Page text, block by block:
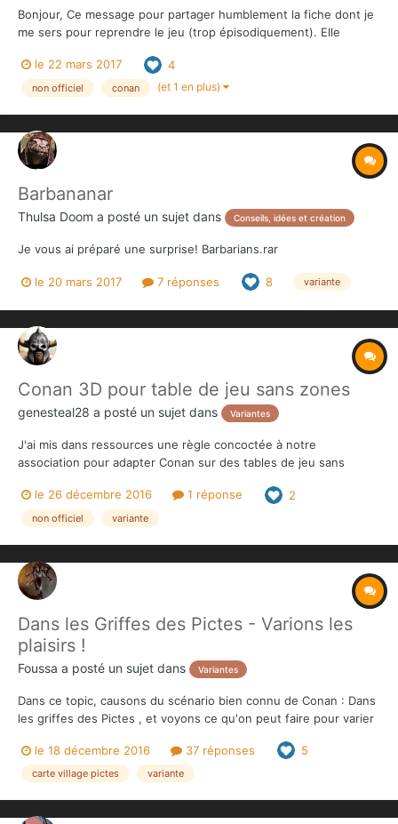
Bonjour, Ce message pour partager humblement la fiche dont je
me sers pour reprendre le jeu (trop épisodiquement). Elle
compétences parfois réécrites mais dans le respect des règles,
sans variante. - variante ajouter des jou...
le 22 mars 2017 4
non officiel conan (et 1 en plus)
Barbananar
Thulsa Doom a posté un sujet dans Conseils, idées et création
Je vous ai préparé une surprise! Barbarians.rar
le 20 mars 2017 7 réponses 8 variante
Conan 3D pour table de jeu sans zones
genesteal28 a posté un sujet dans Variantes
J'ai mis dans ressources une règle concoctée à notre
association pour adapter Conan sur des tables de jeu sans
maison avec simplement quelques règles adaptant les distances
et la gêne et autres processus. Bonne lecture !!
le 26 décembre 2016 1 réponse 2
non officiel variante
Dans les Griffes des Pictes - Varions les
plaisirs !
Foussa a posté un sujet dans Variantes
Dans ce topic, causons du scénario bien connu de Conan : Dans
les griffes des Pictes , et voyons ce qu'on peut faire pour varier
parfaitement soumises à la discussions. Les héros et leurs
équipements : Le scénario propose :...
le 18 décembre 2016 37 réponses 5
carte village pictes variante